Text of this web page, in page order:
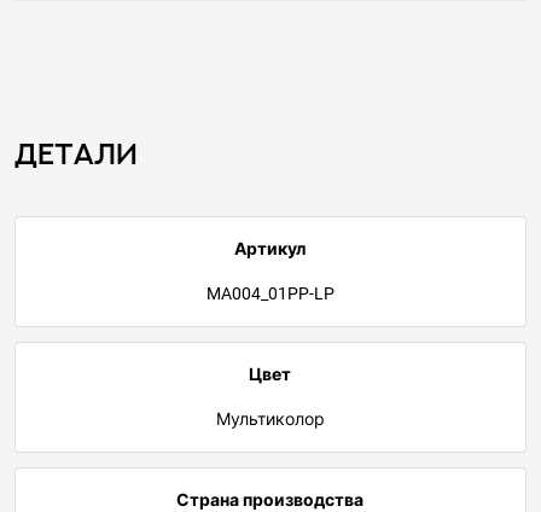
Детали
Артикул
MA004_01PP-LP
Цвет
Мультиколор
Страна производства